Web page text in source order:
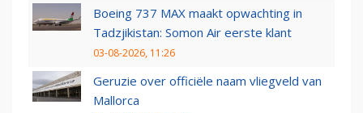
Boeing 737 MAX maakt opwachting in
Tadzjikistan: Somon Air eerste klant
03-08-2026, 11:26
Geruzie over officiële naam vliegveld van
Mallorca